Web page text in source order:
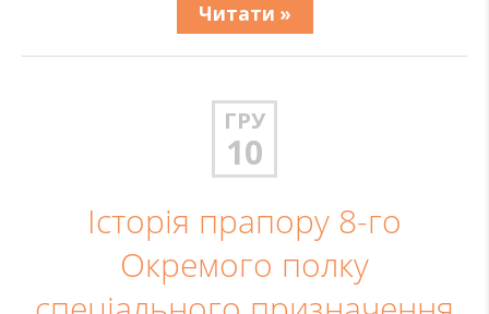
Читати »
ГРУ
10
Історія прапору 8-го
Окремого полку